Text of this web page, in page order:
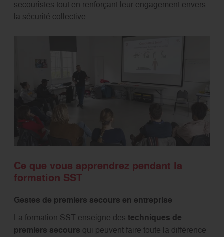
secouristes tout en renforçant leur engagement envers
la sécurité collective.
Ce que vous apprendrez pendant la
formation SST
Gestes de premiers secours en entreprise
La formation SST enseigne des techniques de
premiers secours qui peuvent faire toute la différence